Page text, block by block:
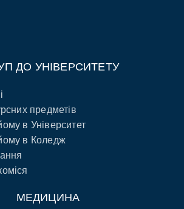
ДО УНІВЕРСИТЕТУ
предметів
в Університет
в Коледж
МЕДИЦИНА